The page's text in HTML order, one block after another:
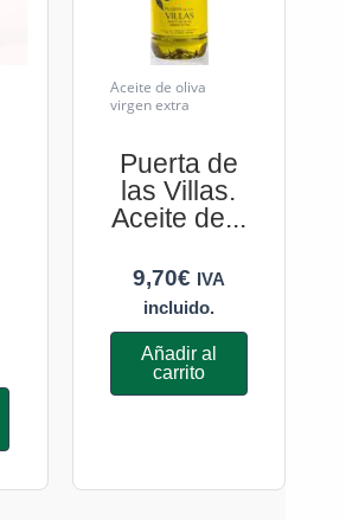
Aceite de oliva
virgen extra
Puerta de
las Villas.
Aceite de...
9,70€ IVA
incluido.
Añadir al
carrito